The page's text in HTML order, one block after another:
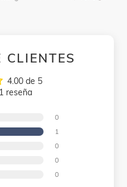
CLIENTES
4.00 de 5
reseña
0
1
0
0
0